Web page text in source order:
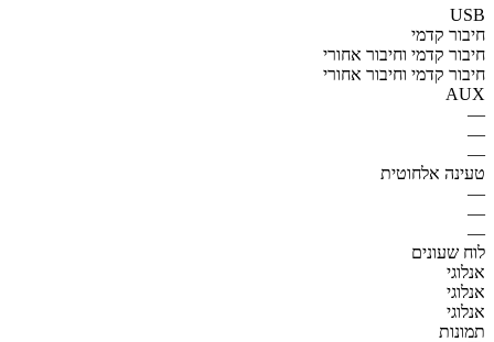
USB
חיבור קדמי
חיבור קדמי וחיבור אחורי
חיבור קדמי וחיבור אחורי
AUX
—
—
—
טעינה אלחוטית
—
—
—
לוח שעונים
אנלוגי
אנלוגי
אנלוגי
תמונות